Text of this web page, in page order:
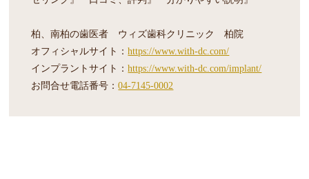
柏、南柏の歯医者 ウィズ歯科クリニック 柏院
オフィシャルサイト：https://www.with-dc.com/
インプラントサイト：https://www.with-dc.com/implant/
お問合せ電話番号：04-7145-0002